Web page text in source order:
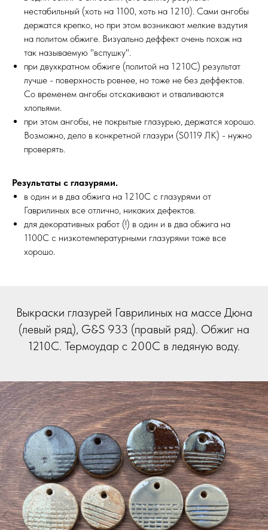
нестабильный (хоть на 1100, хоть на 1210). Сами ангобы
держатся крепко, но при этом возникают мелкие вздутия
на политом обжиге. Визуально деффект очень похож на
так называемую "вспушку".
при двухкратном обжиге (политой на 1210С) результат
лучше - поверхность ровнее, но тоже не без деффектов.
Со временем ангобы отскакивают и отваливаются
хлопьями.
при этом ангобы, не покрытые глазурью, держатся хорошо.
Возможно, дело в конкретной глазури (S0119 ЛК) - нужно
проверять.
Результаты с глазурями.
в один и в два обжига на 1210С с глазурями от
Гаврилиных все отлично, никаких дефектов.
для декоративных работ (!) в один и в два обжига на
1100С с низкотемпературными глазурями тоже все
хорошо.
Выкраски глазурей Гаврилиных на массе Дюна
(левый ряд), G&S 933 (правый ряд). Обжиг на
1210С. Термоудар с 200С в ледяную воду.